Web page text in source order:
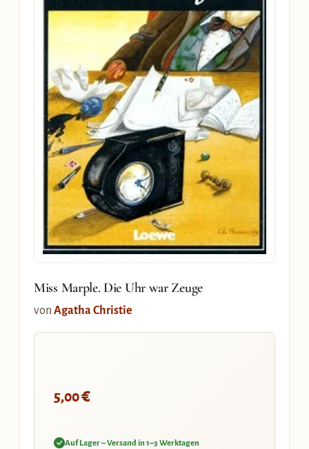
Miss Marple. Die Uhr war Zeuge
von Agatha Christie
5,00€
Auf Lager – Versand in 1–3 Werktagen